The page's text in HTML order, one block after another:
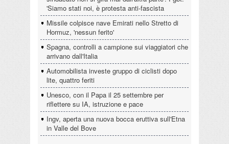
'Siamo stati noi, è protesta anti-fascista
Missile colpisce nave Emirati nello Stretto di
Hormuz, 'nessun ferito'
Spagna, controlli a campione sui viaggiatori che
arrivano dall'Italia
Automobilista investe gruppo di ciclisti dopo
lite, quattro feriti
Unesco, con il Papa il 25 settembre per
riflettere su IA, istruzione e pace
Ingv, aperta una nuova bocca eruttiva sull'Etna
in Valle del Bove